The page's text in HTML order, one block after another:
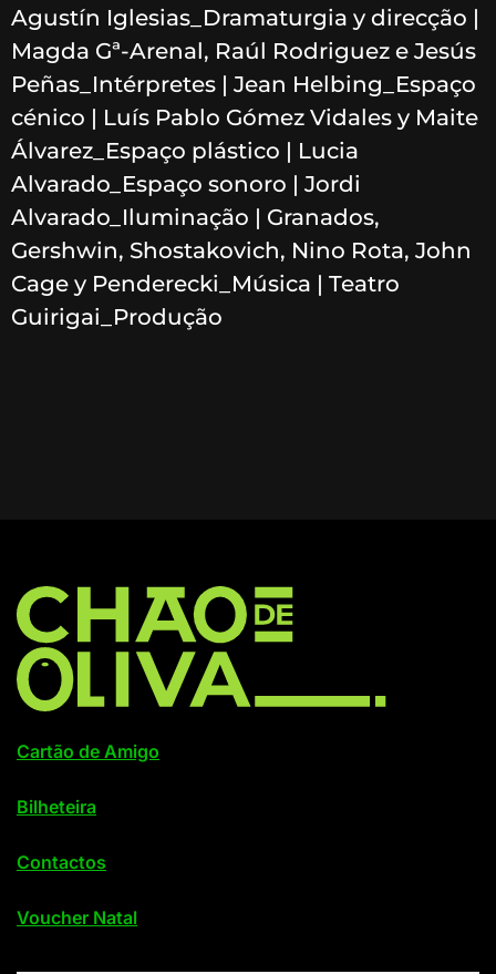
Agustín Iglesias_Dramaturgia y direcção |
Magda Gª-Arenal, Raúl Rodriguez e Jesús
Peñas_Intérpretes | Jean Helbing_Espaço
cénico | Luís Pablo Gómez Vidales y Maite
Álvarez_Espaço plástico | Lucia
Alvarado_Espaço sonoro | Jordi
Alvarado_Iluminação | Granados,
Gershwin, Shostakovich, Nino Rota, John
Cage y Penderecki_Música | Teatro
Guirigai_Produção
Cartão de Amigo
Bilheteira
Contactos
Voucher Natal